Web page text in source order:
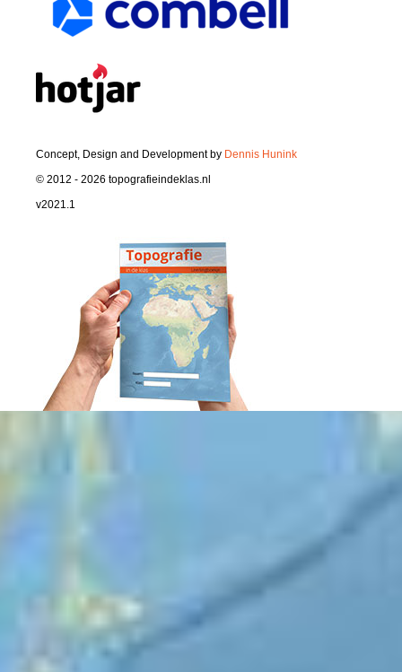
Concept, Design and Development by Dennis Hunink
© 2012 - 2026 topografieindeklas.nl
v2021.1